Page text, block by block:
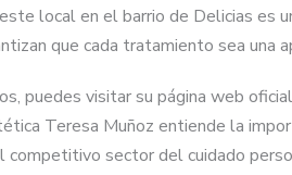
local en el barrio de Delicias es
que cada tratamiento sea una
puedes visitar su página web
Teresa Muñoz entiende la
competitivo sector del cuidado